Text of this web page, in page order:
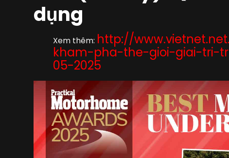
dụng
Xem thêm: http://
kham-pha-the-gioi-giai-tri-
05-2025